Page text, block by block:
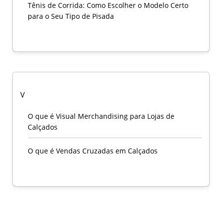
Tênis de Corrida: Como Escolher o Modelo Certo
para o Seu Tipo de Pisada
V
O que é Visual Merchandising para Lojas de
Calçados
O que é Vendas Cruzadas em Calçados